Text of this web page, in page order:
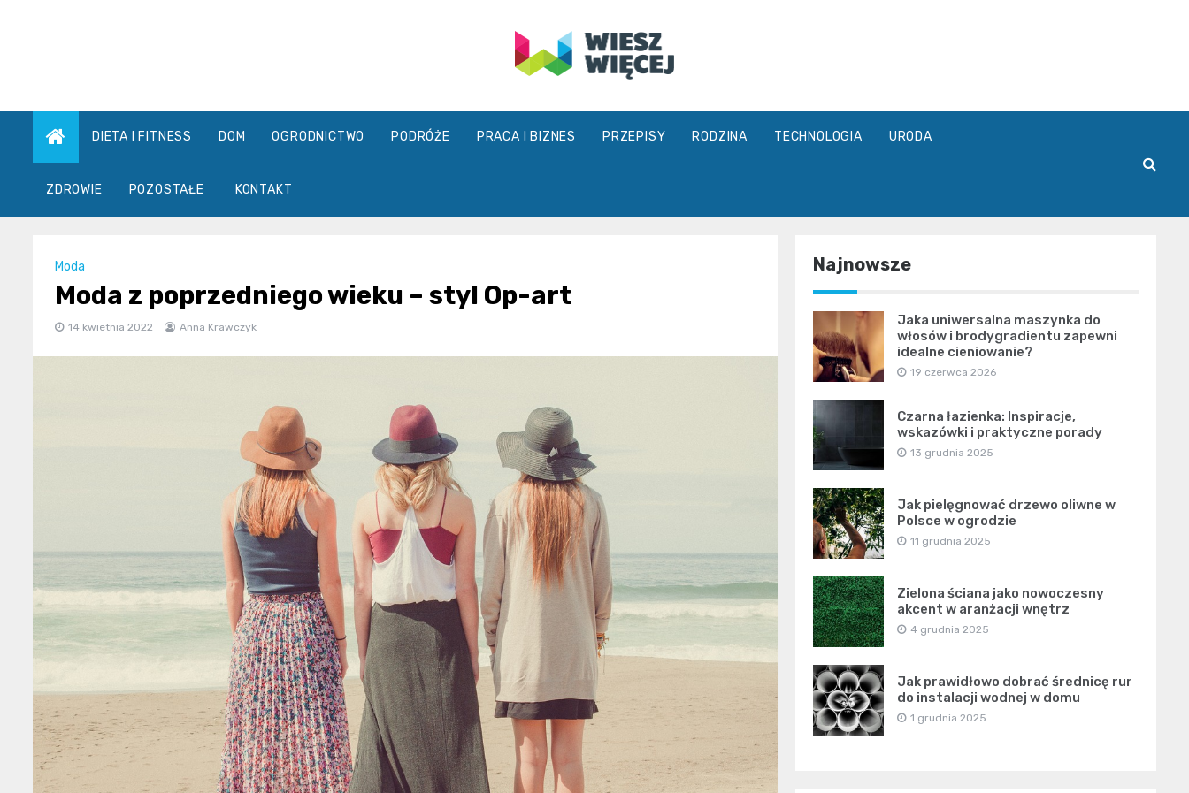
wieszwiecej.pl
DIETA I FITNESS DOM OGRODNICTWO PODRÓŻE PRACA I BIZNES PRZEPISY RODZINA TECHNOLOGIA URODA
ZDROWIE POZOSTAŁE KONTAKT
Moda
Moda z poprzedniego wieku – styl Op-art
14 kwietnia 2022 Anna Krawczyk
Najnowsze
Jaka uniwersalna maszynka do
włosów i brodygradientu zapewni
idealne cieniowanie?
19 czerwca 2026
Czarna łazienka: Inspiracje,
wskazówki i praktyczne porady
13 grudnia 2025
Jak pielęgnować drzewo oliwne w
Polsce w ogrodzie
11 grudnia 2025
Zielona ściana jako nowoczesny
akcent w aranżacji wnętrz
4 grudnia 2025
Jak prawidłowo dobrać średnicę rur
do instalacji wodnej w domu
1 grudnia 2025